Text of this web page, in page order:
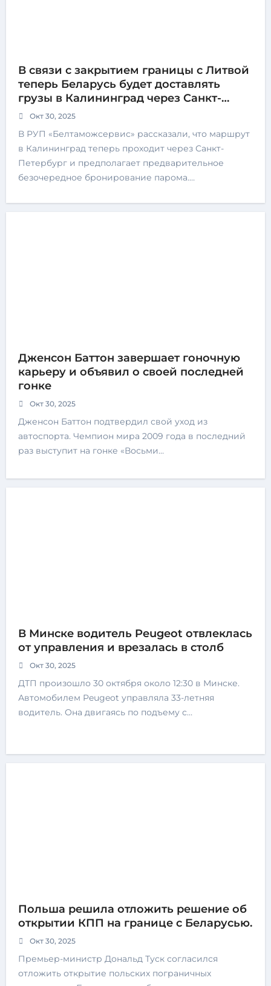
В связи с закрытием границы с Литвой
теперь Беларусь будет доставлять
грузы в Калининград через Санкт-
Петербург
Окт 30, 2025
В РУП «Белтаможсервис» рассказали, что маршрут
в Калининград теперь проходит через Санкт-
Петербург и предполагает предварительное
безочередное бронирование парома.…
Дженсон Баттон завершает гоночную
карьеру и объявил о своей последней
гонке
Окт 30, 2025
Дженсон Баттон подтвердил свой уход из
автоспорта. Чемпион мира 2009 года в последний
раз выступит на гонке «Восьми…
В Минске водитель Peugeot отвлеклась
от управления и врезалась в столб
Окт 30, 2025
ДТП произошло 30 октября около 12:30 в Минске.
Автомобилем Peugeot управляла 33-летняя
водитель. Она двигаясь по подъему с…
Польша решила отложить решение об
открытии КПП на границе с Беларусью.
Окт 30, 2025
Премьер-министр Дональд Туск согласился
отложить открытие польских пограничных